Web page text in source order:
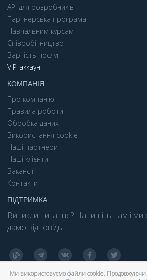
Ми використовуємо файли cookie. Продовжуючи
API для розробників
Партнерська програма
Навчальним курсам
Співробітництво
Вартість послуг
VIP-аккаунт
КОМПАНІЯ
Про компанію
Правила роботи
Обробка даних
Використання cookie
Наші партнери
Наші клієнти
Вакансії
Контакти
ПІДТРИМКА
Виникли питання? Напишіть нам і
дамо відповідь.